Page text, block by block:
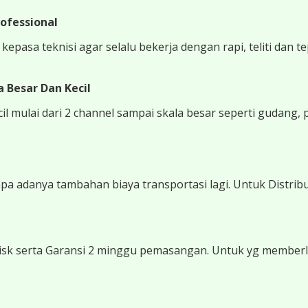
teknisi agar selalu bekerja dengan rapi, teliti dan
Dan Kecil
mulai dari 2 channel sampai skala besar seperti
adanya tambahan biaya transportasi lagi. Untuk
serta Garansi 2 minggu pemasangan. Untuk yg